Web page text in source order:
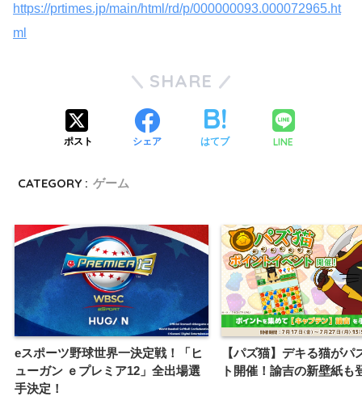
https://prtimes.jp/main/html/rd/p/000000093.000072965.ht
ml
SHARE
ポスト シェア はてブ LINE
CATEGORY : ゲーム
eスポーツ野球世界一決定戦！「ヒ
ューガン ｅプレミア12」全出場選
手決定！
【パズ猫】デキる猫がパ
ト開催！諭吉の新壁紙も